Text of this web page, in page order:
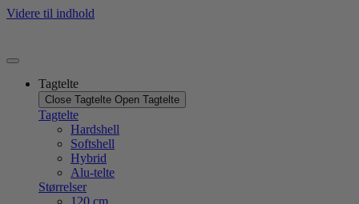
Videre til indhold
Tagtelte
Close Tagtelte Open Tagtelte
Tagtelte
Hardshell
Softshell
Hybrid
Alu-telte
Størrelser
120 cm